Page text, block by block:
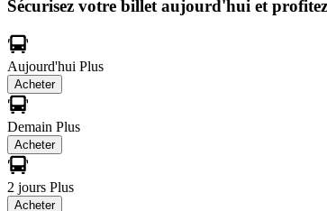
Sécurisez votre billet aujourd'hui et
Aujourd'hui Plus
Acheter
Demain Plus
Acheter
2 jours Plus
Acheter